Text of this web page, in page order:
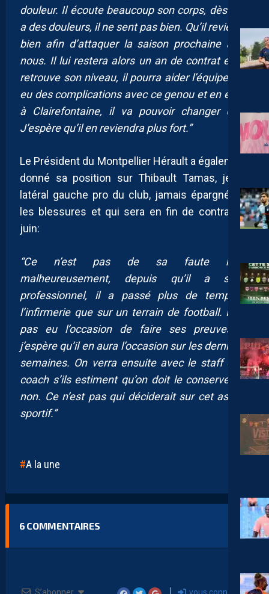
douleur. Il écoute beaucoup son corps, dès qu’il
a des douleurs, il ne sent pas bien. Qu’il revienne
bien afin d’attaquer la saison prochaine avec
nous. Il lui restera alors un an de contrat et s’il
retrouve son niveau, il pourra aider l’équipe. Il a
eu des complications avec ce genou et en étant
à Clairefontaine, il va pouvoir changer d’air.
J’espère qu’il en reviendra plus fort.”
Le Président du Montpellier Hérault a également
donné sa position sur Thibault Tamas, jeune
latéral gauche pro du club, jamais épargné par
les blessures et qui sera en fin de contrat en
juin:
“Ce n’est pas de sa faute mais
malheureusement, depuis qu’il a signé
professionnel, il a passé plus de temps à
l’infirmerie que sur un terrain de football. Il n’a
pas eu l’occasion de faire ses preuves et
j’espère qu’il en aura l’occasion sur les dernières
semaines. On verra ensuite avec le staff et le
coach s’ils estiment qu’on doit le conserver ou
non. Ce n’est pas qui déciderait sur cet aspect
sportif.”
A la une
6 COMMENTAIRES
S’abonner vous connecter